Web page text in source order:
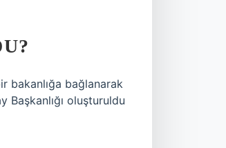
bakanlığa bağlanarak
Başkanlığı oluşturuldu